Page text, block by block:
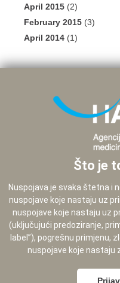
April 2015 (2)
February 2015 (3)
April 2014 (1)
Što je
Nuspojava je svaka štetna i
nuspojave koje nastaju uz
nuspojave koje nastaju uz
(uključujući predoziranje,
label”), pogrešnu primjenu,
nuspojave koje nastaju